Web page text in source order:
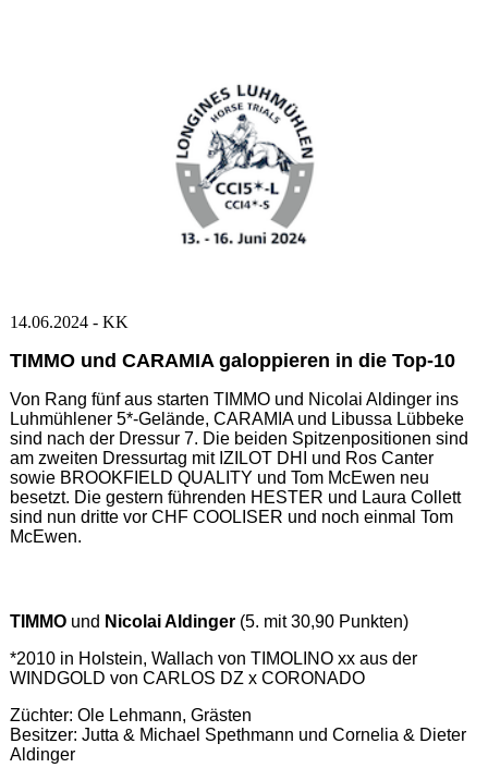
14.06.2024 - KK
TIMMO und CARAMIA galoppieren in die Top-10
Von Rang fünf aus starten TIMMO und Nicolai Aldinger ins
Luhmühlener 5*-Gelände, CARAMIA und Libussa Lübbeke
sind nach der Dressur 7. Die beiden Spitzenpositionen sind
am zweiten Dressurtag mit IZILOT DHI und Ros Canter
sowie BROOKFIELD QUALITY und Tom McEwen neu
besetzt. Die gestern führenden HESTER und Laura Collett
sind nun dritte vor CHF COOLISER und noch einmal Tom
McEwen.
TIMMO und Nicolai Aldinger(5. mit 30,90 Punkten)
*2010 in Holstein, Wallach von TIMOLINO xx aus der
WINDGOLD von CARLOS DZ x CORONADO
Züchter: Ole Lehmann, Grästen
Besitzer: Jutta & Michael Spethmann und Cornelia & Dieter
Aldinger